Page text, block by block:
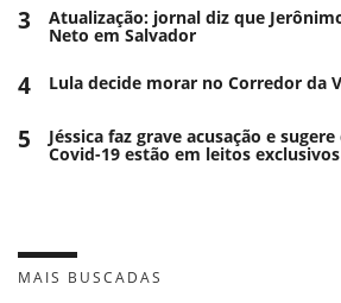
3 Atualização: jornal diz que
Neto em Salvador
4 Lula decide morar no Corredor da
5 Jéssica faz grave acusação e
Covid-19 estão em leitos exclusivos
MAIS BUSCADAS